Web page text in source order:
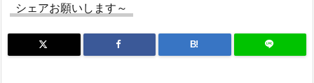
シェアお願いします～
B!